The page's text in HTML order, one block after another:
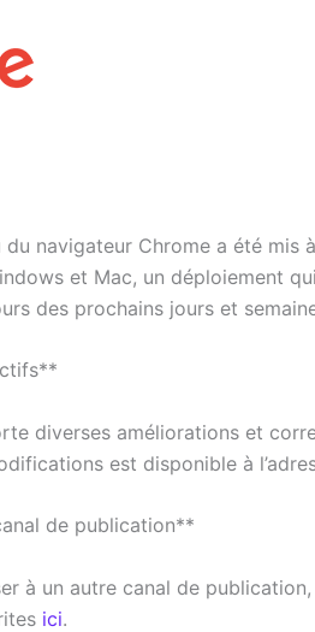
du navigateur Chrome a été mis
et Mac, un déploiement
des prochains jours et
diverses améliorations et
est disponible à
de publication**
à un autre canal de
ici.